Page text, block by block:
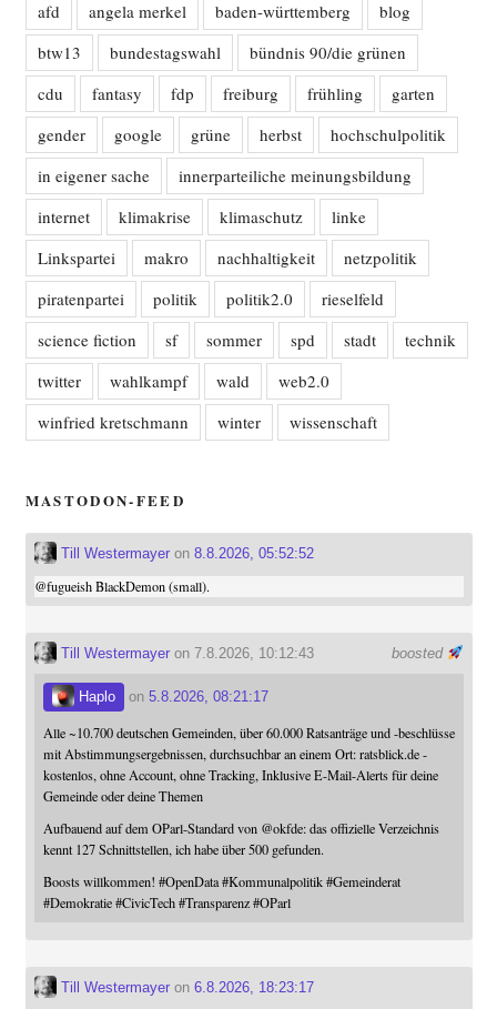
afd angela merkel baden-württemberg
blog
btw13
bundestagswahl
bündnis 90/die grünen
cdu
fantasy fdp freiburg frühling
garten
gender
google grüne herbst
hochschulpolitik
in eigener sache
innerparteiliche meinungsbildung
internet
klimakrise klimaschutz
linke
Linkspartei
makro nachhaltigkeit
netzpolitik
piratenpartei
politik politik2.0
rieselfeld
science fiction
sf sommer spd stadt
technik
twitter
wahlkampf wald
web2.0
winfried kretschmann
winter wissenschaft
MASTODON-FEED
Till Westermayeron 8.8.2026, 05:52:52
@fugueishBlackDemon (small).
boosted
Till Westermayeron 7.8.2026, 10:12:43
Haplo on 5.8.2026, 08:21:17
Alle ~10.700 deutschen Gemeinden, über 60.000 Ratsanträge und -beschlüsse
mit Abstimmungsergebnissen, durchsuchbar an einem Ort: ratsblick.de -
kostenlos, ohne Account, ohne Tracking, Inklusive E-Mail-Alerts für deine
Gemeinde oder deine Themen
Aufbauend auf dem OParl-Standard von @okfde: das offizielle Verzeichnis
kennt 127 Schnittstellen, ich habe über 500 gefunden.
Boosts willkommen! #OpenData #Kommunalpolitik #Gemeinderat
#Demokratie #CivicTech #Transparenz #OParl
Till Westermayeron 6.8.2026, 18:23:17